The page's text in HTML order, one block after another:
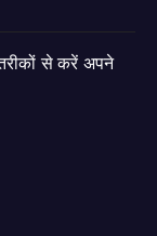
से करें अपने